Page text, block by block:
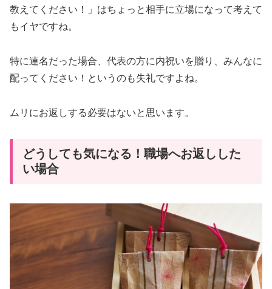
教えてください！」はちょっと相手に立場になって考えて
もイヤですね。
特に連名だった場合、代表の方に内祝いを贈り、みんなに
配ってください！というのも失礼ですよね。
ムリにお返しする必要はないと思います。
どうしても気になる！職場へお返しした
い場合